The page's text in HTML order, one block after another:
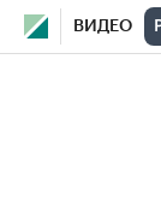
ВИДЕО